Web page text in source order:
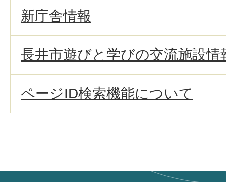
新庁舎情報
長井市遊びと学びの交流施設情
ページID検索機能について